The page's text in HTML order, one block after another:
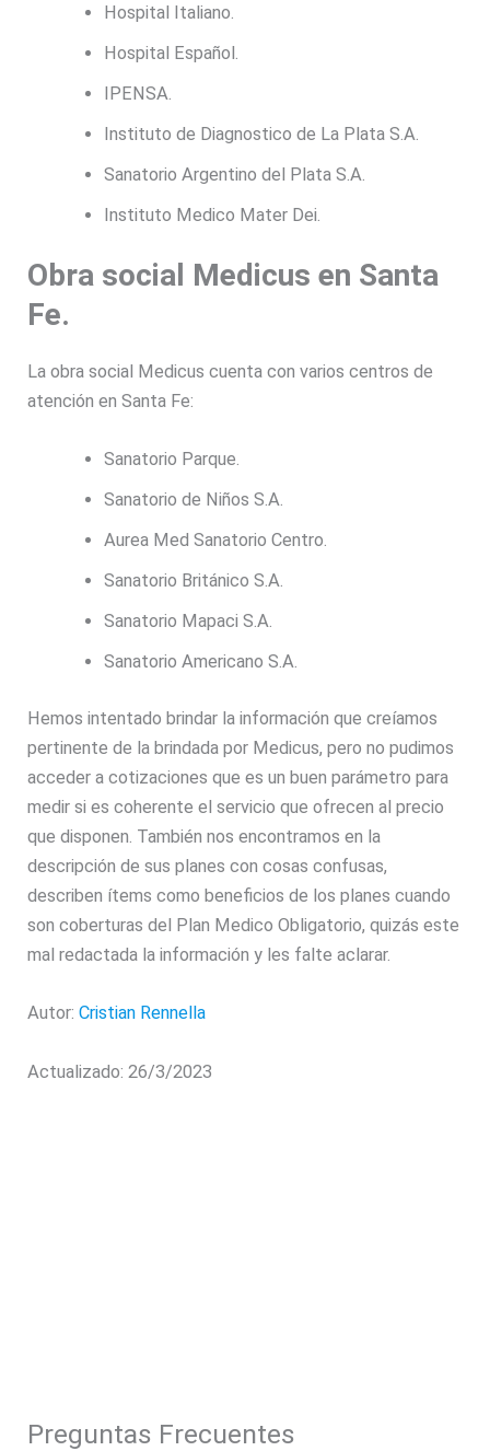
Hospital Italiano.
Hospital Español.
IPENSA.
Instituto de Diagnostico de La Plata S.A.
Sanatorio Argentino del Plata S.A.
Instituto Medico Mater Dei.
Obra social Medicus en Santa
Fe.
La obra social Medicus cuenta con varios centros de
atención en Santa Fe:
Sanatorio Parque.
Sanatorio de Niños S.A.
Aurea Med Sanatorio Centro.
Sanatorio Británico S.A.
Sanatorio Mapaci S.A.
Sanatorio Americano S.A.
Hemos intentado brindar la información que creíamos
pertinente de la brindada por Medicus, pero no pudimos
acceder a cotizaciones que es un buen parámetro para
medir si es coherente el servicio que ofrecen al precio
que disponen. También nos encontramos en la
descripción de sus planes con cosas confusas,
describen ítems como beneficios de los planes cuando
son coberturas del Plan Medico Obligatorio, quizás este
mal redactada la información y les falte aclarar.
Autor:Cristian Rennella
Actualizado: 26/3/2023
Preguntas Frecuentes